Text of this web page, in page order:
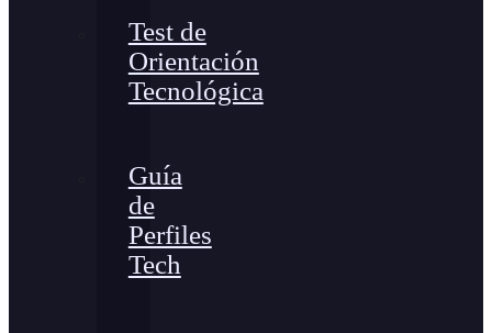
Test de
Orientación
Tecnológica
Guía
de
Perfiles
Tech